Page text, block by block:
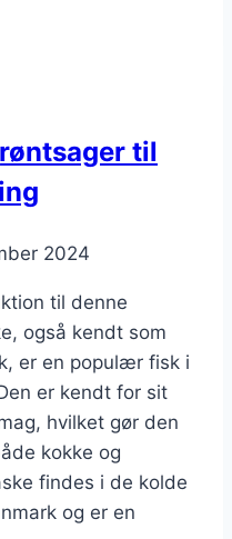
til
2024
til denne
også kendt som
er en populær fisk i
er kendt for sit
hvilket gør den
kokke og
findes i de kolde
og er en